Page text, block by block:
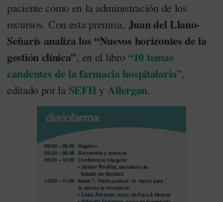
paciente como en la administración de los
recursos. Con esta premisa, Juan del Llano-
Señarís analiza los “Nuevos horizontes de la
gestión clínica”, en el libro “10 temas
candentes de la farmacia hospitalaria”,
editado por la SEFHyAllergan.